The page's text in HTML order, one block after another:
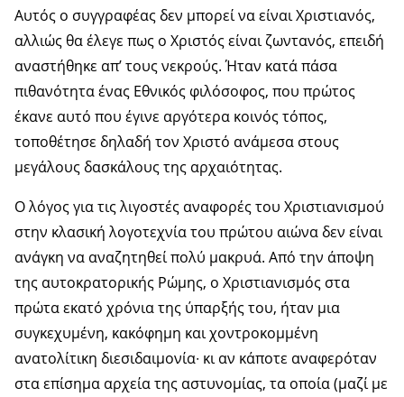
Αυτός ο συγγραφέας δεν μπορεί να είναι Χριστιανός,
αλλιώς θα έλεγε πως ο Χριστός είναι ζωντανός, επειδή
αναστήθηκε απ’ τους νεκρούς. Ήταν κατά πάσα
πιθανότητα ένας Εθνικός φιλόσοφος, που πρώτος
έκανε αυτό που έγινε αργότερα κοινός τόπος,
τοποθέτησε δηλαδή τον Χριστό ανάμεσα στους
μεγάλους δασκάλους της αρχαιότητας.
Ο λόγος για τις λιγοστές αναφορές του Χριστιανισμού
στην κλασική λογοτεχνία του πρώτου αιώνα δεν είναι
ανάγκη να αναζητηθεί πολύ μακρυά. Από την άποψη
της αυτοκρατορικής Ρώμης, ο Χριστιανισμός στα
πρώτα εκατό χρόνια της ύπαρξής του, ήταν μια
συγκεχυμένη, κακόφημη και χοντροκομμένη
ανατολίτικη διεσιδαιμονία∙ κι αν κάποτε αναφερόταν
στα επίσημα αρχεία της αστυνομίας, τα οποία (μαζί με